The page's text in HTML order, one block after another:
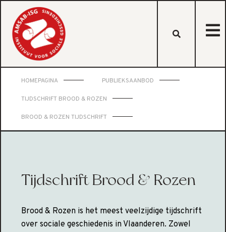
HOMEPAGINA PUBLIEKSAANBOD
TIJDSCHRIFT BROOD & ROZEN
BROOD & ROZEN TIJDSCHRIFT
Tijdschrift Brood & Rozen
Brood & Rozen is het meest veelzijdige tijdschrift
over sociale geschiedenis in Vlaanderen. Zowel